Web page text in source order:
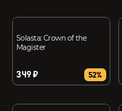
Solasta: Crown of the
Magister
349 ₽ 52%